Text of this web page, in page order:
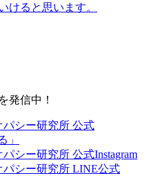
けると思います。
発信中！